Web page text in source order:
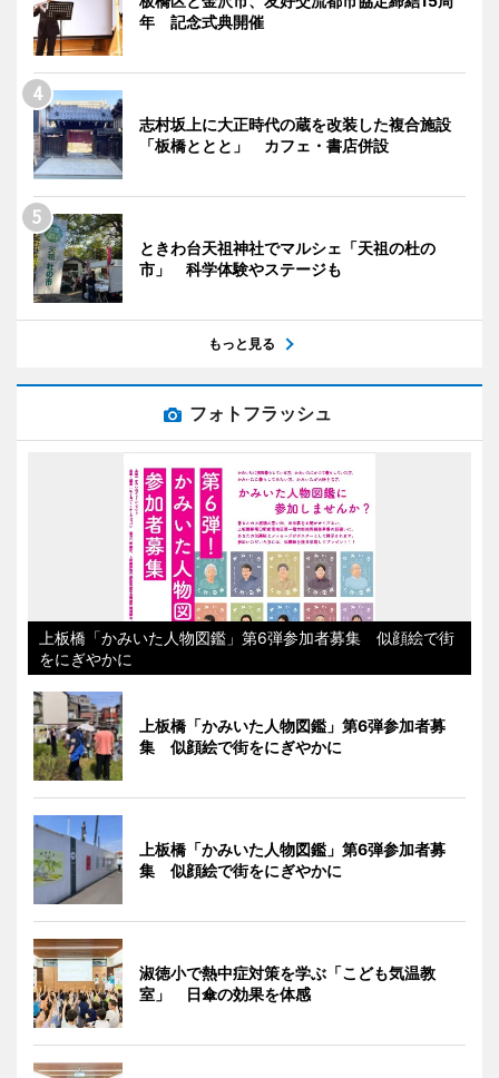
年 記念式典開催
志村坂上に大正時代の蔵を改装した複合施設
「板橋ととと」 カフェ・書店併設
ときわ台天祖神社でマルシェ「天祖の杜の
市」 科学体験やステージも
もっと見る
フォトフラッシュ
上板橋「かみいた人物図鑑」第6弾参加者募集 似顔絵で街
をにぎやかに
上板橋「かみいた人物図鑑」第6弾参加者募
集 似顔絵で街をにぎやかに
上板橋「かみいた人物図鑑」第6弾参加者募
集 似顔絵で街をにぎやかに
淑徳小で熱中症対策を学ぶ「こども気温教
室」 日傘の効果を体感